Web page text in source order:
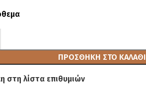
ΠΡΟΣΘΉΚΗ ΣΤΟ ΚΑΛΆΘΙ
στη λίστα επιθυμιών